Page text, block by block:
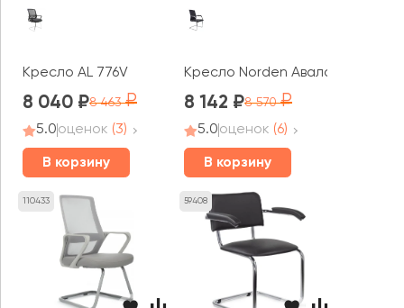
Кресло AL 776V
8 040 8 463
5.0оценок (3)
В корзину
Кресло Norden Авалон CF /
8 142 8 570
5.0оценок (6)
В корзину
110433 59408